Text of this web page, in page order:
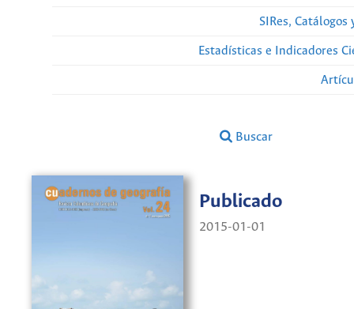
SIRes, Catálogos
Estadísticas e Indicadores
Buscar
Publicado
2015-01-01